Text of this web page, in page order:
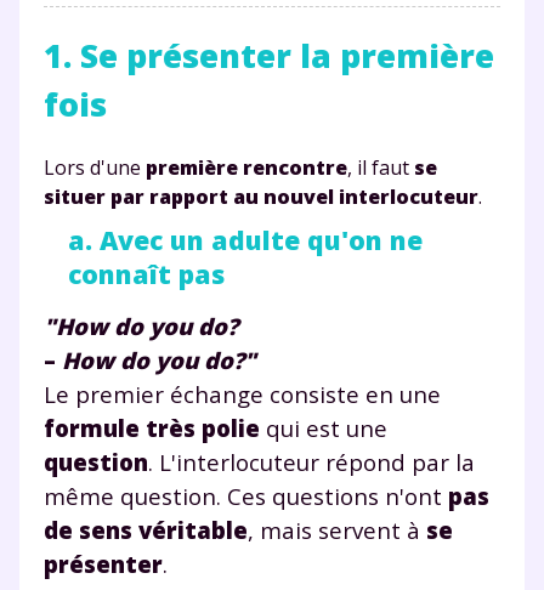
1. Se présenter la première
fois
Lors d'une première rencontre, il faut se
situer par rapport au nouvel interlocuteur.
a. Avec un adulte qu'on ne
connaît pas
"How do you do?
– How do you do?"
Le premier échange consiste en une
formule très polie qui est une
question. L'interlocuteur répond par la
même question. Ces questions n'ont pas
de sens véritable, mais servent à se
présenter.